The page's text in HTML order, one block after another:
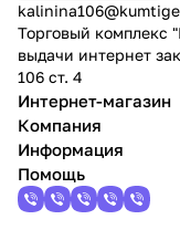
Торговый комплекс
выдачи интернет
106 ст. 4
Интернет-магазин
Компания
Информация
Помощь